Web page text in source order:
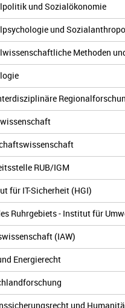
und Sozialökonomie
und
Methoden
RUB/IGM
für IT-Sicherheit (HGI)
Ruhrgebiets - Institut für
(IAW)
Energierecht
und